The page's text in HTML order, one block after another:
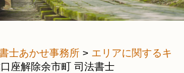
士あかせ事務所 > エリアに関するキ
座解除余市町 司法書士